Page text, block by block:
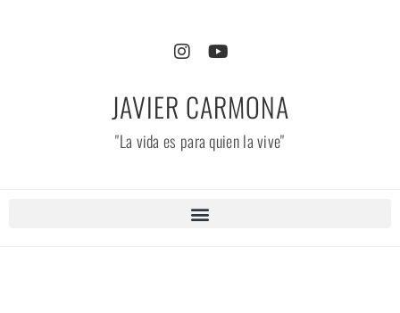
JAVIER CARMONA
"La vida es para quien la vive"